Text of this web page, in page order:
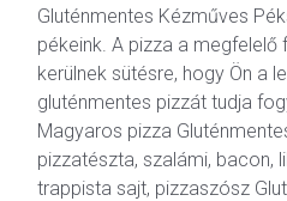
Gluténmentes Kézműves
pékeink. A pizza a megfelelő
kerülnek sütésre, hogy Ön a
gluténmentes pizzát tudja
Magyaros pizza
pizzatészta, szalámi, bacon,
trappista sajt, pizzaszósz